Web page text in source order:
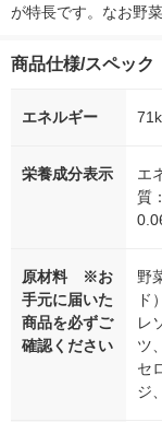
が特長です。なお野
商品仕様/スペック
エネルギー
栄養成分表示
エ
質
原材料 ※お
手元に届いた
商品を必ずご
確認ください
野
ド
レ
ツ
セ
ジ